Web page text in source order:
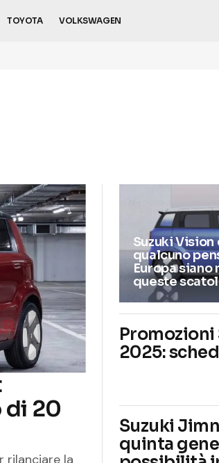
TOYOTA VOLKSWAGEN
di 20
rilanciare la
Suzuki Vision
qualcuno
Europa siano
queste
2025:
Suzuki
quinta